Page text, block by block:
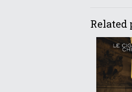
Related